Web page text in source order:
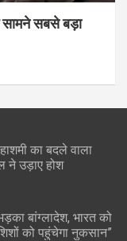
सबसे बड़ा
का बदले वाला
ने उड़ाए होश
बांग्लादेश, भारत को
को पहुंचेगा नुकसान”